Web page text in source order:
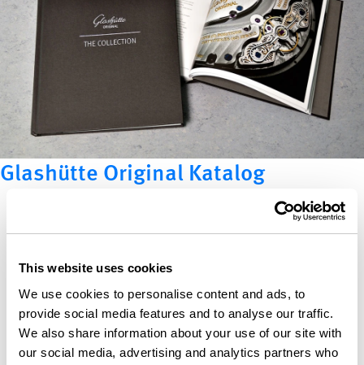
This website uses cookies
We use cookies to personalise content and ads, to
provide social media features and to analyse our traffic.
We also share information about your use of our site with
our social media, advertising and analytics partners who
Glashütte Original Katalog